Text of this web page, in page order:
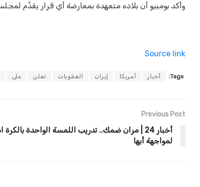
وأكد بومبيو أن بلاده متعهدة بمعارضة أي قرار يقدَّم
Source link
Tags: أخبار أمريكا إيران العقوبات تعلن على
Previous Post
أخبار 24 | مران ضمك.. تدريب اللمسة الواحدة
لمواجهة أبها